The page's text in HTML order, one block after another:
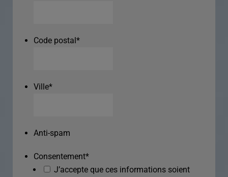
Code postal*
Ville*
Anti-spam
Consentement*
J’accepte que ces informations soient